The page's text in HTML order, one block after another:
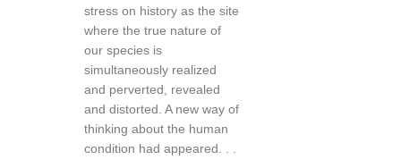
stress on history as the site
where the true nature of
our species is
simultaneously realized
and perverted, revealed
and distorted. A new way of
thinking about the human
condition had appeared. . .